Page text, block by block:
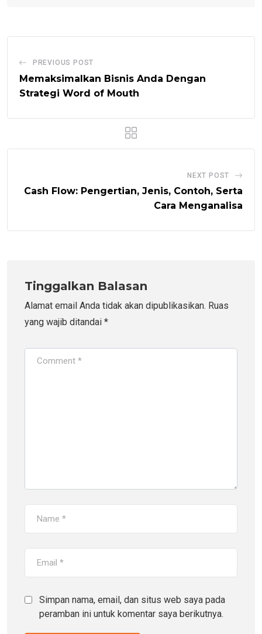
PREVIOUS POST
Memaksimalkan Bisnis Anda Dengan
Strategi Word of Mouth
NEXT POST
Cash Flow: Pengertian, Jenis, Contoh, Serta
Cara Menganalisa
Tinggalkan Balasan
Alamat email Anda tidak akan dipublikasikan. Ruas
yang wajib ditandai *
Simpan nama, email, dan situs web saya pada
peramban ini untuk komentar saya berikutnya.